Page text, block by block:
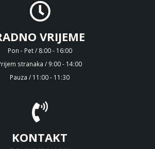
VRIJEME
Pon - Pet / 8:00 - 16:00
stranaka / 9:00 - 14:00
Pauza / 11:00 - 11:30
KONTAKT